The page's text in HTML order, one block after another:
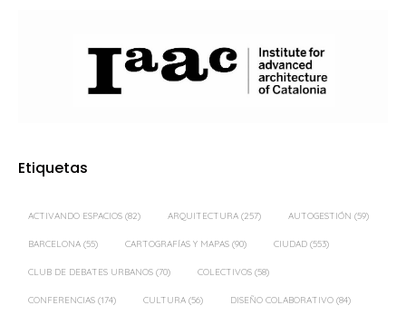
Etiquetas
ACTIVANDO ESPACIOS (82) ARQUITECTURA (257) AUTOGESTIÓN (59)
BARCELONA (55) CARTOGRAFÍAS Y MAPAS (90) CIUDAD (553)
CLUB DE DEBATES URBANOS (70) COLECTIVOS (58)
CONFERENCIAS (174) CULTURA (56) DISEÑO COLABORATIVO (84)